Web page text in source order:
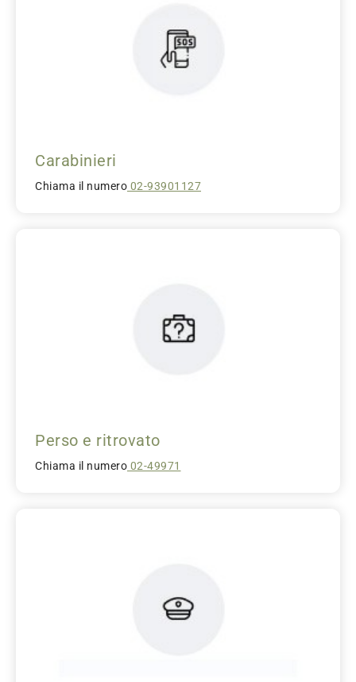
Carabinieri
Chiama il numero 02-93901127
Perso e ritrovato
Chiama il numero 02-49971